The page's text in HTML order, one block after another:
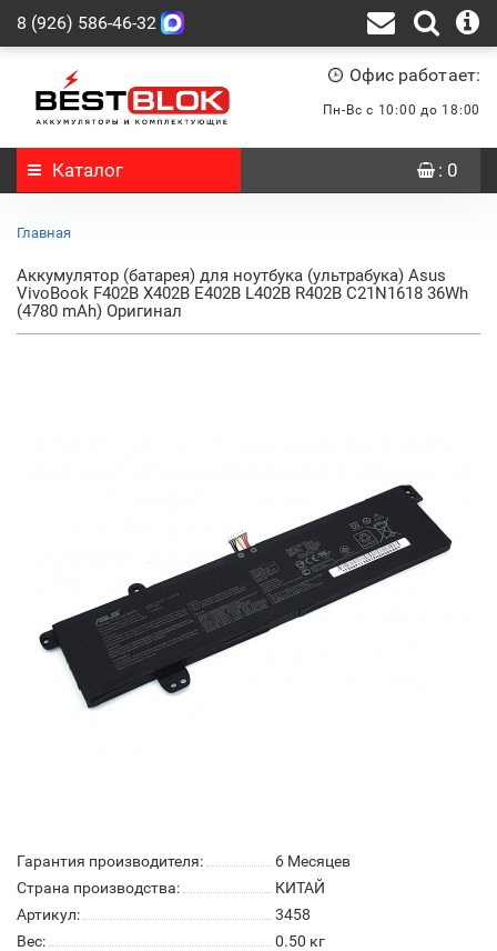
8 (926) 586-46-32
Офис работает:
Пн-Вс с 10:00 до 18:00
Каталог : 0
Главная
Аккумулятор (батарея) для ноутбука (ультрабука) Asus
VivoBook F402B X402B E402B L402B R402B C21N1618 36Wh
(4780 mAh) Оригинал
Гарантия производителя:
6 Месяцев
Страна производства:
КИТАЙ
Артикул:
3458
Вес:
0.50 кг